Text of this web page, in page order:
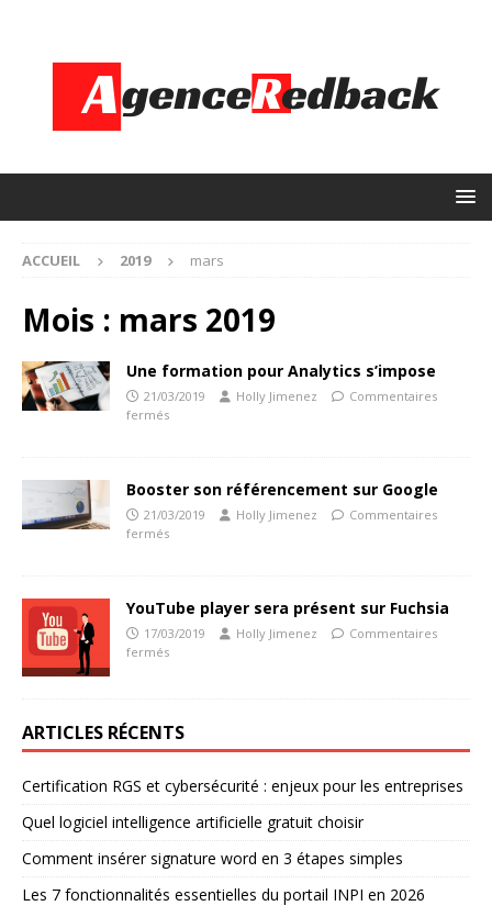
ACCUEIL 2019 mars
Mois : mars 2019
Une formation pour Analytics s’impose
21/03/2019 Holly Jimenez
Commentaires
fermés
Booster son référencement sur Google
21/03/2019 Holly Jimenez
Commentaires
fermés
YouTube player sera présent sur Fuchsia
17/03/2019 Holly Jimenez
Commentaires
fermés
ARTICLES RÉCENTS
Certification RGS et cybersécurité : enjeux pour les entreprises
Quel logiciel intelligence artificielle gratuit choisir
Comment insérer signature word en 3 étapes simples
Les 7 fonctionnalités essentielles du portail INPI en 2026